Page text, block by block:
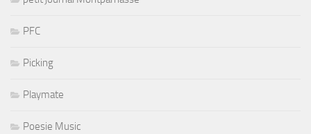
PFC
Picking
Playmate
Poesie Music